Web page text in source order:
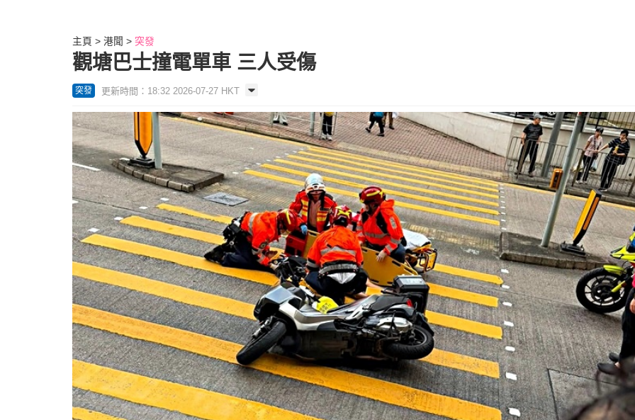
主頁 港聞 突發
觀塘巴士撞電單車 三人受傷
突發 更新時間：18:32 2026-07-27 HKT